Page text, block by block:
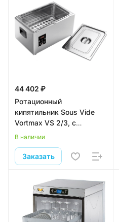
44 402 ₽
Ротационный
кипятильник Sous Vide
Vortmax VS 2/3, с
крышкой
В наличии
Заказать